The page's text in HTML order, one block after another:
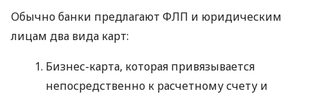
Обычно банки предлагают ФЛП и юридическим
лицам два вида карт:
Бизнес-карта, которая привязывается
непосредственно к расчетному счету и